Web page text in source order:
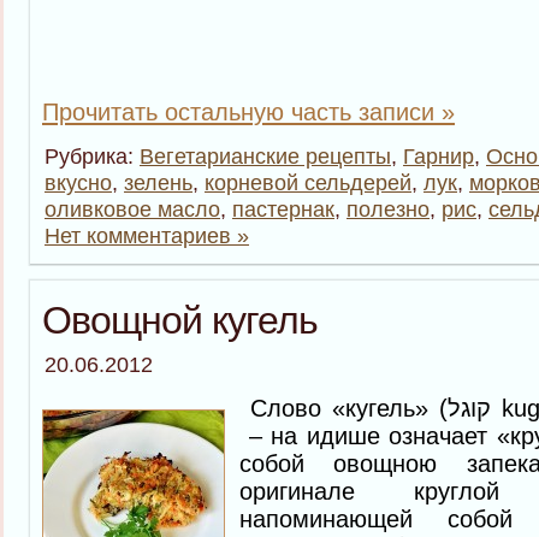
Прочитать остальную часть записи »
Рубрика: Вегетарианские рецепты, Гарнир,
вкусно, зелень, корневой сельдерей, лук,
оливковое масло, пастернак, полезно, рис,
Нет комментариев »
Овощной кугель
20.06.2012
Слово «кугель» (קוגל kugl)– «кугол» или «кугл»
– на идише означает
собой овощною
оригинале
напоминающей